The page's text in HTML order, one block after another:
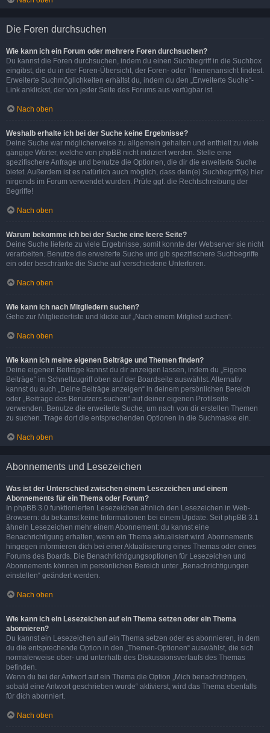
Die Foren durchsuchen
Wie kann ich ein Forum oder mehrere Foren durchsuchen?
Du kannst die Foren durchsuchen, indem du einen Suchbegriff in die Suchbox
eingibst, die du in der Foren-Übersicht, der Foren- oder Themenansicht findest.
Erweiterte Suchmöglichkeiten erhältst du, indem du den „Erweiterte Suche“-
Link anklickst, der von jeder Seite des Forums aus verfügbar ist.
Nach oben
Weshalb erhalte ich bei der Suche keine Ergebnisse?
Deine Suche war möglicherweise zu allgemein gehalten und enthielt zu viele
gängige Wörter, welche von phpBB nicht indiziert werden. Stelle eine
spezifischere Anfrage und benutze die Optionen, die dir die erweiterte Suche
bietet. Außerdem ist es natürlich auch möglich, dass dein(e) Suchbegriff(e) hier
nirgends im Forum verwendet wurden. Prüfe ggf. die Rechtschreibung der
Begriffe!
Nach oben
Warum bekomme ich bei der Suche eine leere Seite?
Deine Suche lieferte zu viele Ergebnisse, somit konnte der Webserver sie nicht
verarbeiten. Benutze die erweiterte Suche und gib spezifischere Suchbegriffe
ein oder beschränke die Suche auf verschiedene Unterforen.
Nach oben
Wie kann ich nach Mitgliedern suchen?
Gehe zur Mitgliederliste und klicke auf „Nach einem Mitglied suchen“.
Nach oben
Wie kann ich meine eigenen Beiträge und Themen finden?
Deine eigenen Beiträge kannst du dir anzeigen lassen, indem du „Eigene
Beiträge“ im Schnellzugriff oben auf der Boardseite auswählst. Alternativ
kannst du auch „Deine Beiträge anzeigen“ in deinem persönlichen Bereich
oder „Beiträge des Benutzers suchen“ auf deiner eigenen Profilseite
verwenden. Benutze die erweiterte Suche, um nach von dir erstellen Themen
zu suchen. Trage dort die entsprechenden Optionen in die Suchmaske ein.
Nach oben
Abonnements und Lesezeichen
Was ist der Unterschied zwischen einem Lesezeichen und einem
Abonnements für ein Thema oder Forum?
In phpBB 3.0 funktionierten Lesezeichen ähnlich den Lesezeichen in Web-
Browsern: du bekamst keine Informationen bei einem Update. Seit phpBB 3.1
ähneln Lesezeichen mehr einem Abonnement: du kannst eine
Benachrichtigung erhalten, wenn ein Thema aktualisiert wird. Abonnements
hingegen informieren dich bei einer Aktualisierung eines Themas oder eines
Forums des Boards. Die Benachrichtigungsoptionen für Lesezeichen und
Abonnements können im persönlichen Bereich unter „Benachrichtigungen
einstellen“ geändert werden.
Nach oben
Wie kann ich ein Lesezeichen auf ein Thema setzen oder ein Thema
abonnieren?
Du kannst ein Lesezeichen auf ein Thema setzen oder es abonnieren, in dem
du die entsprechende Option in den „Themen-Optionen“ auswählst, die sich
normalerweise ober- und unterhalb des Diskussionsverlaufs des Themas
befinden.
Wenn du bei der Antwort auf ein Thema die Option „Mich benachrichtigen,
sobald eine Antwort geschrieben wurde“ aktivierst, wird das Thema ebenfalls
für dich abonniert.
Nach oben